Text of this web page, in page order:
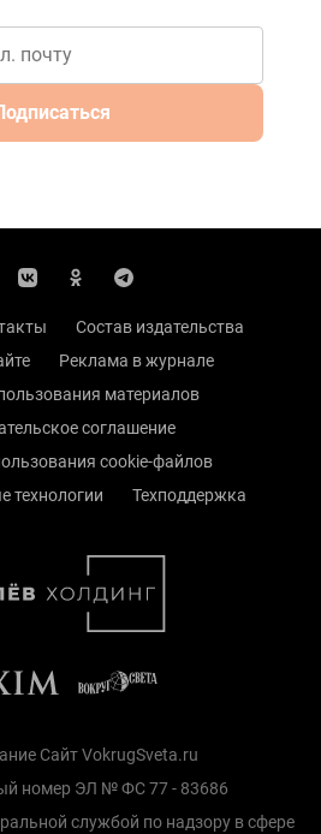
Состав издательства
Реклама в журнале
материалов
соглашение
cookie-файлов
технологии
Техподдержка
Сайт VokrugSveta.ru
номер ЭЛ № ФС 77 - 83686
службой по надзору в сфере